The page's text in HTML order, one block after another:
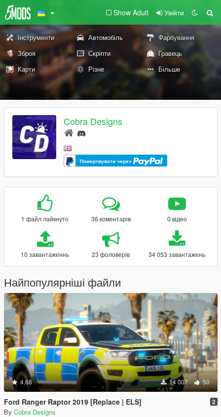
Show Adult Увійти
Інструменти Автомобіль
Фарбування
Зброя
Скріпти
Гравець
Карти
Різне Більше
Cobra Designs
Пожертвувати через
1 файл лайкнуто 36 коментарів 0 відео
10 завантаженнь 23 фоловерів 34 053 завантажень
Найпопулярніші файли
4.68 14 007 50
Ford Ranger Raptor 2019 [Replace | ELS] 2
By Cobra Designs